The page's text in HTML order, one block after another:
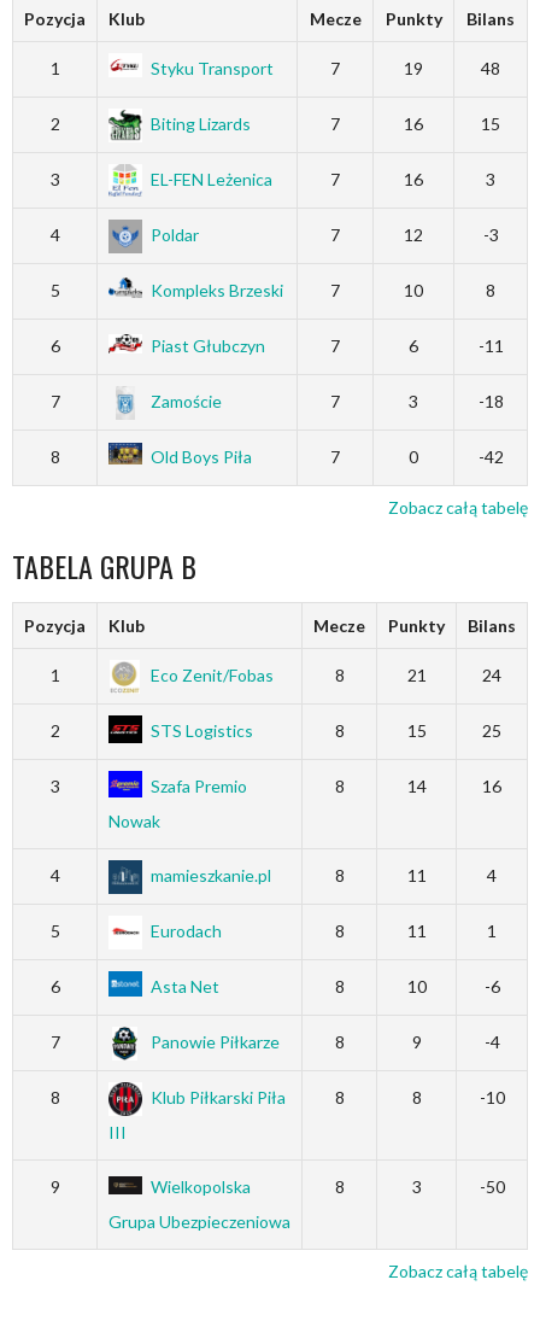
Pozycja Klub Mecze Punkty Bilans
1 Styku Transport 7 19 48
2 Biting Lizards 7 16 15
3 EL-FEN Leżenica 7 16 3
4 Poldar 7 12 -3
5 Kompleks Brzeski 7 10 8
6 Piast Głubczyn 7 6 -11
7 Zamoście 7 3 -18
8 Old Boys Piła 7 0 -42
Zobacz całą tabelę
TABELA GRUPA B
Pozycja Klub Mecze Punkty Bilans
1 Eco Zenit/Fobas 8 21 24
2 STS Logistics 8 15 25
3
Szafa Premio
Nowak
8 14 16
4 mamieszkanie.pl 8 11 4
5 Eurodach 8 11 1
6 Asta Net 8 10 -6
7 Panowie Piłkarze 8 9 -4
8
Klub Piłkarski Piła
III
8 8 -10
9
Wielkopolska
Grupa Ubezpieczeniowa
8 3 -50
Zobacz całą tabelę